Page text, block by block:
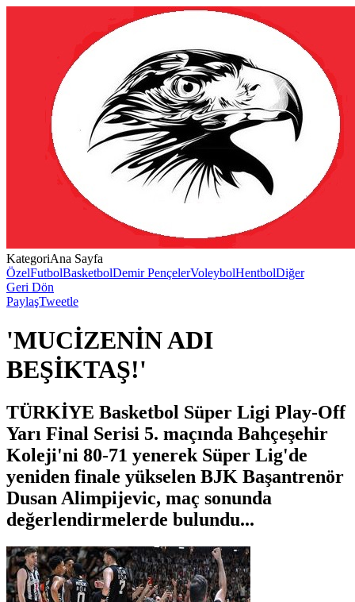
KategoriAna Sayfa
ÖzelFutbolBasketbolDemir PençelerVoleybolHentbolDiğer
Geri Dön
PaylaşTweetle
'MUCİZENİN ADI
BEŞİKTAŞ!'
TÜRKİYE Basketbol Süper Ligi Play-Off
Yarı Final Serisi 5. maçında Bahçeşehir
Koleji'ni 80-71 yenerek Süper Lig'de
yeniden finale yükselen BJK Başantrenör
Dusan Alimpijevic, maç sonunda
değerlendirmelerde bulundu...